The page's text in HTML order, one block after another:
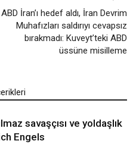
ABD İran’ı hedef aldı, İran Devrim
Muhafızları saldırıyı cevapsız
bırakmadı: Kuveyt’teki ABD
üssüne misilleme
savaşçısı ve yoldaşlık
Engels